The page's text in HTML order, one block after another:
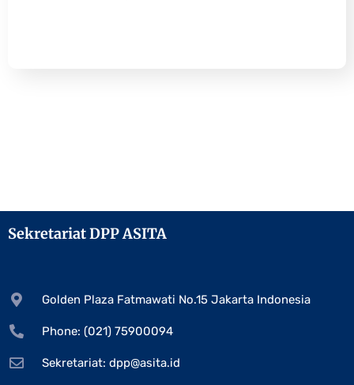
Sekretariat DPP ASITA
Golden Plaza Fatmawati No.15 Jakarta Indonesia
Phone: (021) 75900094
Sekretariat: dpp@asita.id